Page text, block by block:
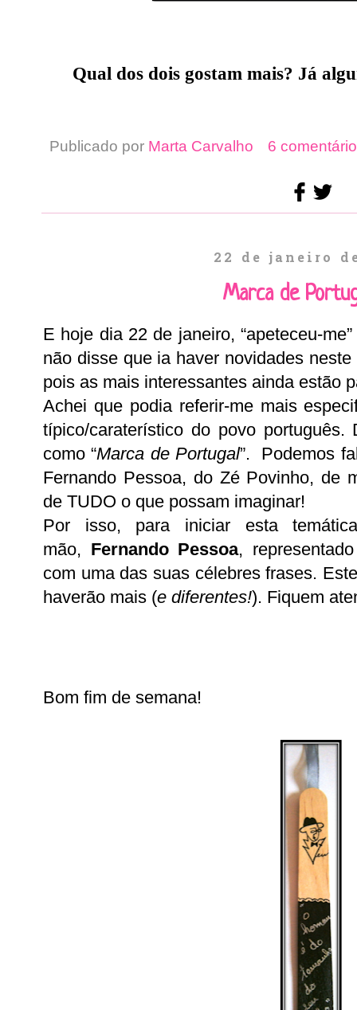
Qual dos dois gostam mais? Já
Publicado por Marta Carvalho 6
22 de janeiro
Marca de
E hoje dia 22 de janeiro, “apeteceu-
não disse que ia haver novidades
pois as mais interessantes ainda estão
Achei que podia referir-me mais
típico/caraterístico do povo português.
como “Marca de Portugal”. Podemos
Fernando Pessoa, do Zé Povinho, de
de TUDO o que possam imaginar!
Por isso, para iniciar esta
mão, Fernando Pessoa,
com uma das suas célebres frases.
haverão mais (e diferentes!). Fiquem
Bom fim de semana!